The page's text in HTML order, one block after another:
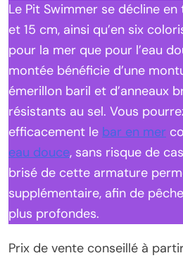
Le Pit Swimmer se décline en
et 15 cm, ainsi qu’en six
pour la mer que pour l’eau
montée bénéficie d’une
émerillon baril et d’anneaux
résistants au sel. Vous
efficacement le bar en mer
eau douce, sans risque de
brisé de cette armature
supplémentaire, afin de
plus profondes.
Prix de vente conseillé à